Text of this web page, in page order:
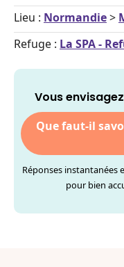
Lieu : Normandie>
Refuge : La SPA -
Vous
Que faut-il
Réponses instantanées
pour bien